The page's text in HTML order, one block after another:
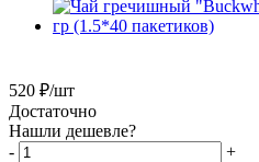
520 ₽/шт
Достаточно
Нашли дешевле?
-
+